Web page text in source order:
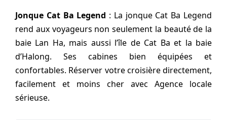
Jonque Cat Ba Legend : La jonque Cat Ba Legend
rend aux voyageurs non seulement la beauté de la
baie Lan Ha, mais aussi l’île de Cat Ba et la baie
d’Halong. Ses cabines bien équipées et
confortables. Réserver votre croisière directement,
facilement et moins cher avec Agence locale
sérieuse.